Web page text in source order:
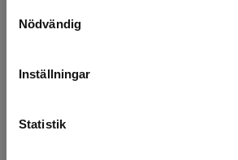
Nödvändig
Inställningar
Statistik
Vi erbjuder inte leveranser
att kunna slutföra ett köp måste
Sveriges Lantbruksunivers...